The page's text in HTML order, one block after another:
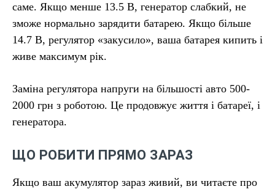
саме. Якщо менше 13.5 В, генератор слабкий, не
зможе нормально зарядити батарею. Якщо більше
14.7 В, регулятор «закусило», ваша батарея кипить і
живе максимум рік.
Заміна регулятора напруги на більшості авто 500-
2000 грн з роботою. Це продовжує життя і батареї, і
генератора.
ЩО РОБИТИ ПРЯМО ЗАРАЗ
Якщо ваш акумулятор зараз живий, ви читаєте про